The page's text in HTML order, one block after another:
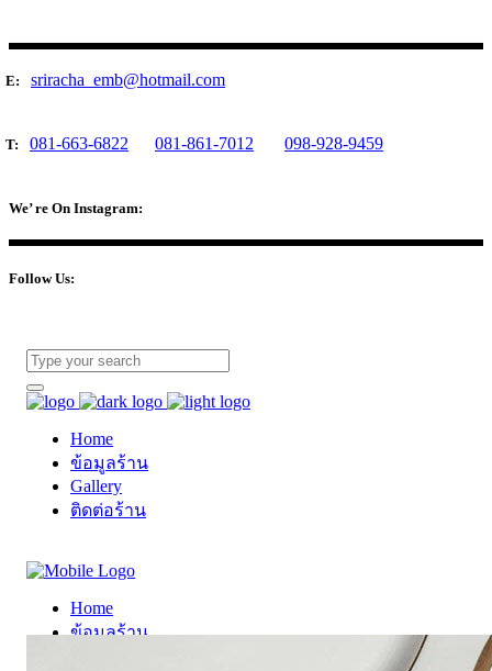
E: sriracha_emb@hotmail.com
T: 081-663-6822 081-861-7012 098-928-9459
We’ re On Instagram:
Follow Us:
Home
ข้อมูลร้าน
Gallery
ติดต่อร้าน
Home
ข้อมูลร้าน